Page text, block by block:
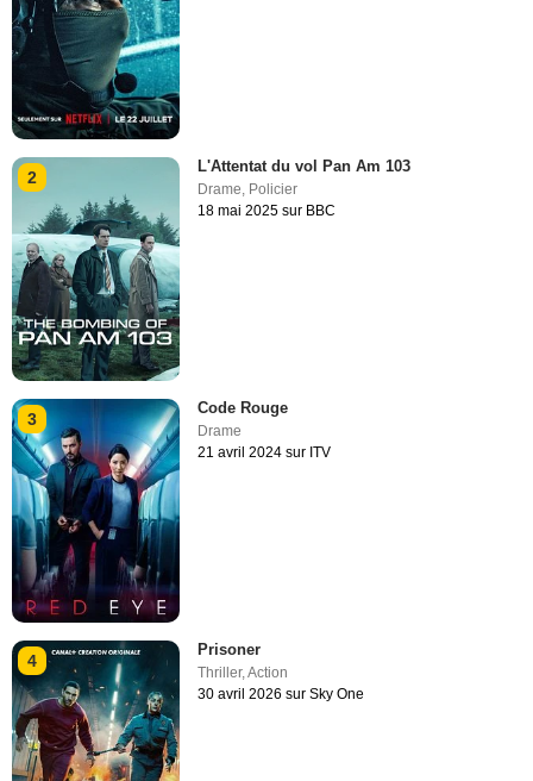
2
L'Attentat du vol Pan Am 103
Drame Policier
18 mai 2025 sur BBC
3
Code Rouge
Drame
21 avril 2024 sur ITV
4
Prisoner
Thriller,Action
30 avril 2026 sur Sky One